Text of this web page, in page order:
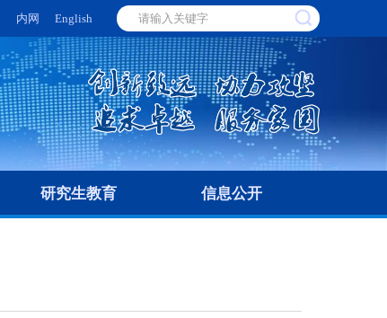
内网 English
研究生教育 信息公开